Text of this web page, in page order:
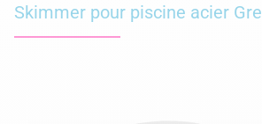
Skimmer pour piscine acier Gre